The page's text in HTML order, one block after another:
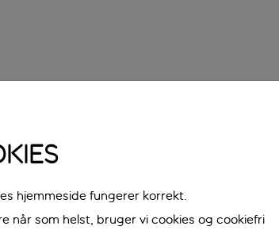
hjemmeside fungerer korrekt.
som helst, bruger vi cookies og cookiefri